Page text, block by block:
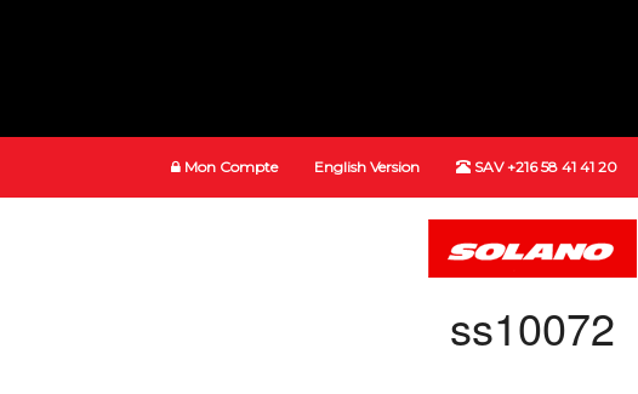
Mon Compte English Version SAV +216 58 41 41 20
ss10072